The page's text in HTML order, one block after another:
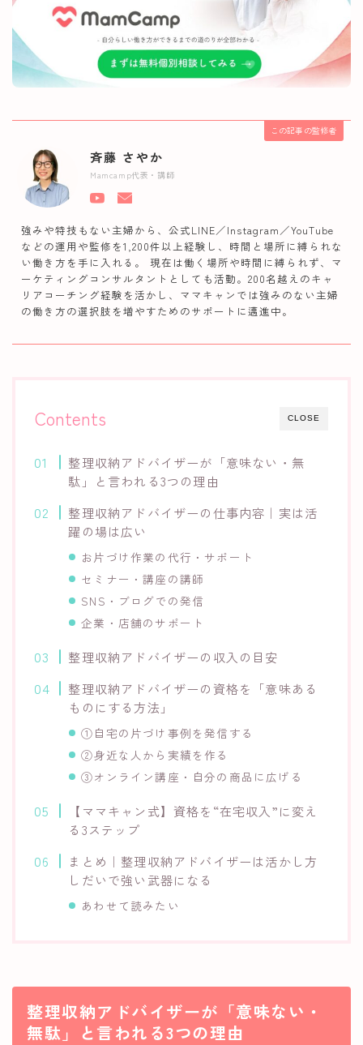
この記事の監修者
斉藤 さやか
Mamcamp代表・講師
強みや特技もない主婦から、公式LINE／Instagram／YouTube
などの運用や監修を1,200件以上経験し、時間と場所に縛られな
い働き方を手に入れる。 現在は働く場所や時間に縛られず、マ
ーケティングコンサルタントとしても活動。200名越えのキャ
リアコーチング経験を活かし、ママキャンでは強みのない主婦
の働き方の選択肢を増やすためのサポートに邁進中。
CLOSE
Contents
整理収納アドバイザーが「意味ない・無
駄」と言われる3つの理由
整理収納アドバイザーの仕事内容｜実は活
躍の場は広い
お片づけ作業の代行・サポート
セミナー・講座の講師
SNS・ブログでの発信
企業・店舗のサポート
整理収納アドバイザーの収入の目安
整理収納アドバイザーの資格を「意味ある
ものにする方法」
①自宅の片づけ事例を発信する
②身近な人から実績を作る
③オンライン講座・自分の商品に広げる
【ママキャン式】資格を“在宅収入”に変え
る3ステップ
まとめ｜整理収納アドバイザーは活かし方
しだいで強い武器になる
あわせて読みたい
整理収納アドバイザーが「意味ない・
無駄」と言われる3つの理由